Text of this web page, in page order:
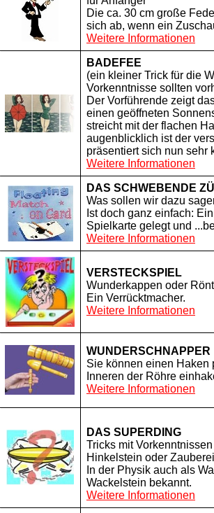
Die ca. 30 cm große
sich ab, wenn ein
Weitere Informationen
BADEFEE
(ein kleiner Trick für die
Vorkenntnisse sollten
Der Vorführende zeigt
einen geöffneten
streicht mit der flachen
augenblicklich ist der
präsentiert sich nun sehr
Weitere Informationen
DAS SCHWEBENDE
Was sollen wir dazu
Ist doch ganz einfach:
Spielkarte gelegt und
Weitere Informationen
VERSTECKSPIEL
Wunderkappen oder
Ein Verrücktmacher.
Weitere Informationen
WUNDERSCHNAPPER
Sie können einen Haken
Inneren der Röhre
Weitere Informationen
DAS SUPERDING
Tricks mit Vorkenntnissen
Hinkelstein oder
In der Physik auch als
Wackelstein bekannt.
Weitere Informationen